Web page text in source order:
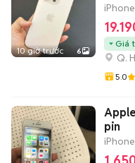
10 giờ trước 6
Giá
Q.
5.0
pin